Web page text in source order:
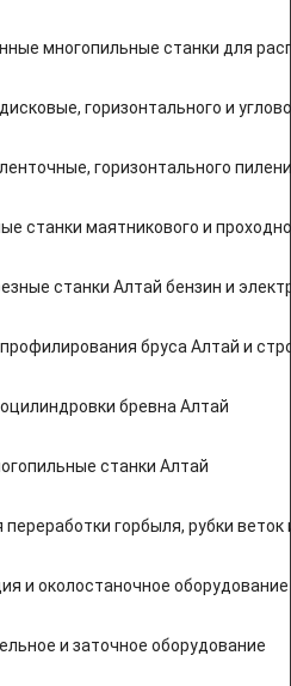
многопильные станки для
горизонтального и
горизонтального
станки маятникового и
станки Алтай бензин и
бруса Алтай и
бревна Алтай
станки Алтай
переработки горбыля, рубки веток
и околостаночное оборудование
и заточное оборудование